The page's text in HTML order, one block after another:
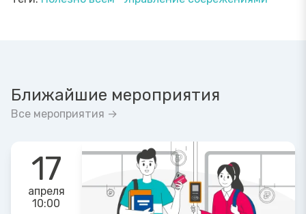
Ближайшие мероприятия
Все мероприятия →
17
апреля
10:00